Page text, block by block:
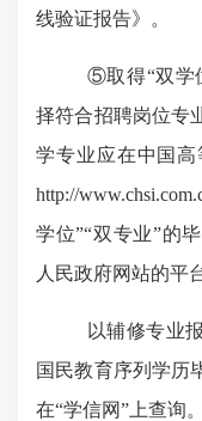
线验证报告》。
⑤取得“双学
择符合招聘岗位专
学专业应在中国高
http://
学位”“双专业”的
人民政府网站的平
以辅修专业
国民教育序列学历
在“学信网”上查询。